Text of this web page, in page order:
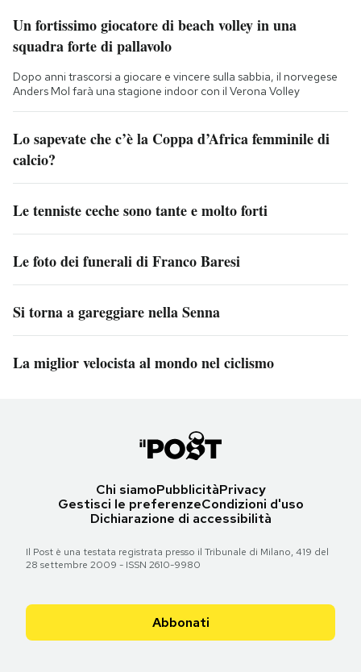
Un fortissimo giocatore di beach volley in una
squadra forte di pallavolo
Dopo anni trascorsi a giocare e vincere sulla sabbia, il norvegese
Anders Mol farà una stagione indoor con il Verona Volley
Lo sapevate che c’è la Coppa d’Africa femminile di
calcio?
Le tenniste ceche sono tante e molto forti
Le foto dei funerali di Franco Baresi
Si torna a gareggiare nella Senna
La miglior velocista al mondo nel ciclismo
Chi siamoPubblicitàPrivacy
Gestisci le preferenzeCondizioni d'uso
Dichiarazione di accessibilità
Il Post è una testata registrata presso il Tribunale di Milano, 419 del
28 settembre 2009 - ISSN 2610-9980
Abbonati